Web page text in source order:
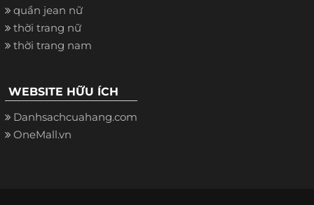
quần jean nữ
thời trang nữ
thời trang nam
WEBSITE HỮU ÍCH
Danhsachcuahang.com
OneMall.vn